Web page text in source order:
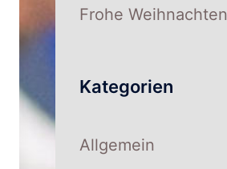
Frohe Weihnachten
Kategorien
Allgemein